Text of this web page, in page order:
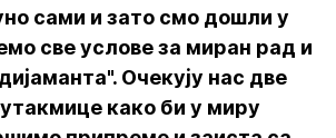
сами и зато смо дошли у
све услове за миран рад и
Очекују нас две
како би у миру